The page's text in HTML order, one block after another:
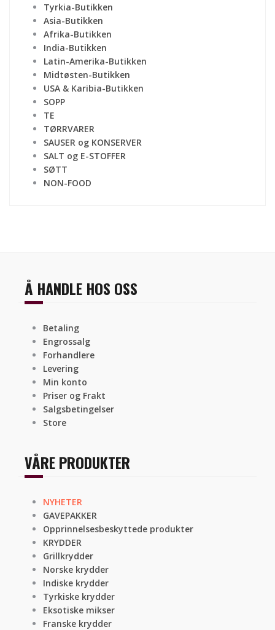
Tyrkia-Butikken
Asia-Butikken
Afrika-Butikken
India-Butikken
Latin-Amerika-Butikken
Midtøsten-Butikken
USA & Karibia-Butikken
SOPP
TE
TØRRVARER
SAUSER og KONSERVER
SALT og E-STOFFER
SØTT
NON-FOOD
Å HANDLE HOS OSS
Betaling
Engrossalg
Forhandlere
Levering
Min konto
Priser og Frakt
Salgsbetingelser
Store
VÅRE PRODUKTER
NYHETER
GAVEPAKKER
Opprinnelsesbeskyttede produkter
KRYDDER
Grillkrydder
Norske krydder
Indiske krydder
Tyrkiske krydder
Eksotiske mikser
Franske krydder